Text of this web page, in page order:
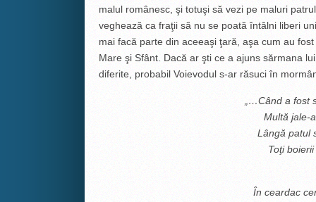
malul românesc, şi totuşi să vezi pe maluri
veghează ca fraţii să nu se poată întâlni liberi
mai facă parte din aceeaşi ţară, aşa cum au
Mare şi Sfânt. Dacă ar şti ce a ajuns sărmana
diferite, probabil Voievodul s-ar răsuci în
„…Când a fost
Multă jale-
Lângă patul
Toţi
În ceardac